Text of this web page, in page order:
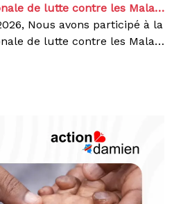
5ᵉ Journée Internationale de lutte contre les Maladies Tropicales Négligées (MTN) : Action Damien engagée aux côtés du PNEL pour une action concertée en RDC
Nous avons participé à la
5ᵉ Journée Internationale de lutte contre les Maladies Tropicales Négligées (MTN), organisée à l’Hôtel Hilton à Kinshasa sous le thème : « Unir, agir et éliminer les MTN pour la santé, la dignité et le bien-être des communautés ».Placée sous l’égide du Ministère de la Santé Publique, Hygiène et Prévoyance Sociale, cette rencontre de haut niveau a réuni les autorités sanitaires nationales, les programmes nationaux, les partenaires techniques et financiers ainsi que les organisations engagées dans la lutte contre les MTN en République Démocratique du Congo.Une journée marquée par des engagements fortsLa cérémonie officielle a été ponctuée par l’arrivée du Secrétaire générale et, suivie des allocutions des responsables nationaux, notamment la Directrice de la Direction de la Surveillance Épidémiologique (DSE) ainsi que des Directeurs et représentants des programmes nationaux engagés dans la lutte contre les différentes MTN.Le temps fort de la journée a été la présentation du Plan Directeur de lutte intégrée contre les MTN en RDC 2026-2030, document stratégique définissant les priorités nationales pour les cinq prochaines années. Ce plan met l’accent sur la coordination entre les programmes, la mobilisation des ressources domestiques et le renforcement de la collaboration avec les partenaires, afin d’améliorer l’efficacité et l’impact des interventions sur le terrain.Action Damien, partenaire historique du PNELEn tant que partenaire technique et financier du Programme National d’Elimination de la Lèpre (PNEL), nous avons pris part à cette journée en réaffirmant notre engagement dans la lutte contre les MTN cutanées, notamment :nous avons pris part à cette journée en réaffirmant notre engagement dans la lutte contre les MTN cutanées, notamment :La Lèpre,Le Pian,L’Ulcère de Buruli.Notre appui vise à renforcer la prévention, le dépistage précoce, garantir l’accès gratuit aux soins et lutter contre la stigmatisation, en étroite collaboration avec le Ministère de la Santé. À travers notre participation, Nous réaffirmons notre conviction que l’élimination des MTN en RDC repose sur l’action collective, la coordination des acteurs et la priorité accordée aux populations les plus vulnérables.Une approche intégrée et collaborativeLes échanges ont également permis de faire un état des lieux des progrès réalisés par les différents programmes nationaux (PNED, PNEL, PNLTHA, PNLMNT-CTP, Santé mentale), soulignant l’importance d’une approche intégrée, fondée sur la complémentarité des actions et le travail en synergie.Dans son mot de clôture, le Secrétaire Général a insisté sur l’appropriation de la mise en œuvre de ce plan directeur par les différents programmes nationaux de lutte contre les MTN en le traduisant en plan d’action opérationnel annuel.La cérémonie s’est clôturée par une photo de famille officielle, suivie d’échanges informels entre les participants, renforçant le dialogue et les perspectives de collaboration future.Parce qu’agir c’est contagieux : Unissons-nous, agissons et éliminons ensemble les MTN pour une RDC plus juste et en meilleure santé..